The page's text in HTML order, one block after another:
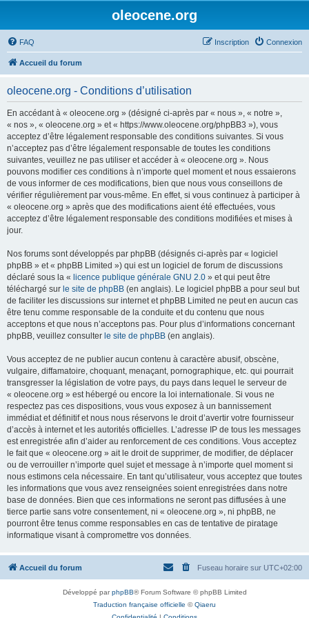
oleocene.org
FAQ Connexion
Inscription
Accueil du forum
oleocene.org - Conditions d’utilisation
En accédant à « oleocene.org » (désigné ci-après par « nous », « notre »,
« nos », « oleocene.org » et « https://www.oleocene.org/phpBB3 »), vous
acceptez d’être légalement responsable des conditions suivantes. Si vous
n’acceptez pas d’être légalement responsable de toutes les conditions
suivantes, veuillez ne pas utiliser et accéder à « oleocene.org ». Nous
pouvons modifier ces conditions à n’importe quel moment et nous essaierons
de vous informer de ces modifications, bien que nous vous conseillons de
vérifier régulièrement par vous-même. En effet, si vous continuez à participer à
« oleocene.org » après que des modifications aient été effectuées, vous
acceptez d’être légalement responsable des conditions modifiées et mises à
jour.
Nos forums sont développés par phpBB (désignés ci-après par « logiciel
phpBB » et « phpBB Limited ») qui est un logiciel de forum de discussions
déclaré sous la « licence publique générale GNU 2.0 » et qui peut être
téléchargé sur le site de phpBB (en anglais). Le logiciel phpBB a pour seul but
de faciliter les discussions sur internet et phpBB Limited ne peut en aucun cas
être tenu comme responsable de la conduite et du contenu que nous
acceptons et que nous n’acceptons pas. Pour plus d’informations concernant
phpBB, veuillez consulter le site de phpBB (en anglais).
Vous acceptez de ne publier aucun contenu à caractère abusif, obscène,
vulgaire, diffamatoire, choquant, menaçant, pornographique, etc. qui pourrait
transgresser la législation de votre pays, du pays dans lequel le serveur de
« oleocene.org » est hébergé ou encore la loi internationale. Si vous ne
respectez pas ces dispositions, vous vous exposez à un bannissement
immédiat et définitif et nous nous réservons le droit d’avertir votre fournisseur
d’accès à internet et les autorités officielles. L’adresse IP de tous les messages
est enregistrée afin d’aider au renforcement de ces conditions. Vous acceptez
le fait que « oleocene.org » ait le droit de supprimer, de modifier, de déplacer
ou de verrouiller n’importe quel sujet et message à n’importe quel moment si
nous estimons cela nécessaire. En tant qu’utilisateur, vous acceptez que toutes
les informations que vous avez renseignées soient enregistrées dans notre
base de données. Bien que ces informations ne seront pas diffusées à une
tierce partie sans votre consentement, ni « oleocene.org », ni phpBB, ne
pourront être tenus comme responsables en cas de tentative de piratage
informatique visant à compromettre vos données.
Accueil du forum Fuseau horaire sur UTC+02:00
Développé parphpBB® Forum Software © phpBB Limited
Traduction française officielle ©Qiaeru